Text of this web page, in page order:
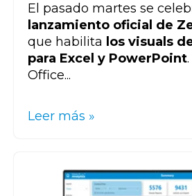
El pasado martes se
lanzamiento oficial de
que habilita los visuals
para Excel y PowerPoint
Office...
Leer más »